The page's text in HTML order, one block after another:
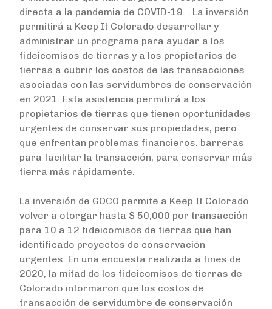
directa a la pandemia de COVID-19. . La inversión
permitirá a Keep It Colorado desarrollar y
administrar un programa para ayudar a los
fideicomisos de tierras y a los propietarios de
tierras a cubrir los costos de las transacciones
asociadas con las servidumbres de conservación
en 2021. Esta asistencia permitirá a los
propietarios de tierras que tienen oportunidades
urgentes de conservar sus propiedades, pero
que enfrentan problemas financieros. barreras
para facilitar la transacción, para conservar más
tierra más rápidamente.
La inversión de GOCO permite a Keep It Colorado
volver a otorgar hasta $ 50,000 por transacción
para 10 a 12 fideicomisos de tierras que han
identificado proyectos de conservación
urgentes. En una encuesta realizada a fines de
2020, la mitad de los fideicomisos de tierras de
Colorado informaron que los costos de
transacción de servidumbre de conservación